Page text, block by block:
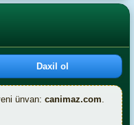
Daxil ol
ünvan: canimaz.com.